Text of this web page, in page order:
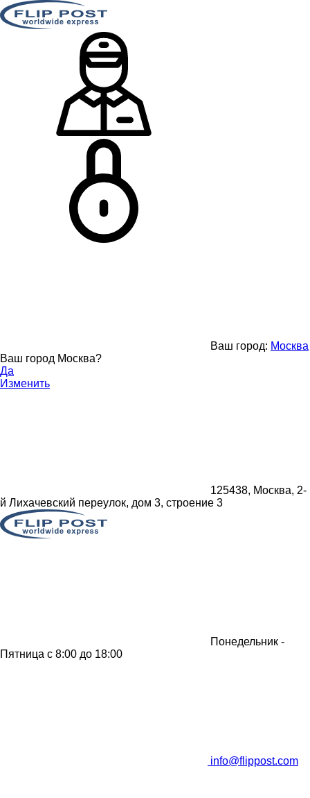
Ваш город: Москва
Ваш город Москва?
Да
Изменить
125438, Москва, 2-
й Лихачевский переулок, дом 3, строение 3
Понедельник -
Пятница с 8:00 до 18:00
info@flippost.com